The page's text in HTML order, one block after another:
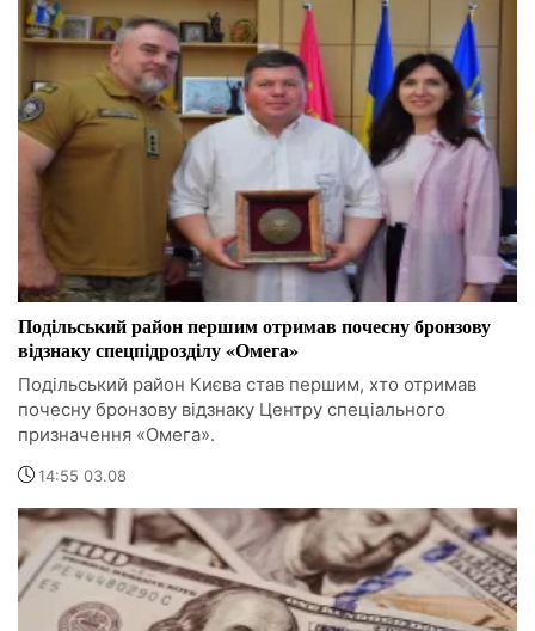
Подільський район першим отримав почесну бронзову
відзнаку спецпідрозділу «Омега»
Подільський район Києва став першим, хто отримав
почесну бронзову відзнаку Центру спеціального
призначення «Омега».
14:55 03.08